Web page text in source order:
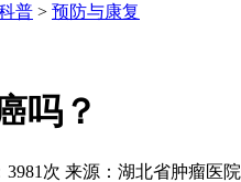
普 > 预防与康复
吗？
3981次 来源：湖北省肿瘤医院